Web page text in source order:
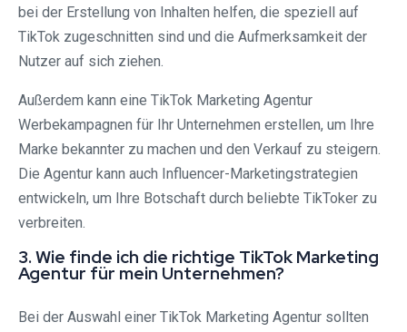
bei der Erstellung von Inhalten helfen, die speziell auf
TikTok zugeschnitten sind und die Aufmerksamkeit der
Nutzer auf sich ziehen.
Außerdem kann eine TikTok Marketing Agentur
Werbekampagnen für Ihr Unternehmen erstellen, um Ihre
Marke bekannter zu machen und den Verkauf zu steigern.
Die Agentur kann auch Influencer-Marketingstrategien
entwickeln, um Ihre Botschaft durch beliebte TikToker zu
verbreiten.
3. Wie finde ich die richtige TikTok Marketing
Agentur für mein Unternehmen?
Bei der Auswahl einer TikTok Marketing Agentur sollten